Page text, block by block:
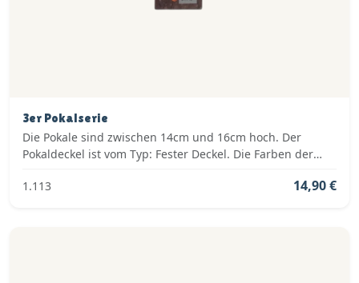
3er Pokalserie
Die Pokale sind zwischen 14cm und 16cm hoch. Der
Pokaldeckel ist vom Typ: Fester Deckel. Die Farben der
1.113
14,90 €